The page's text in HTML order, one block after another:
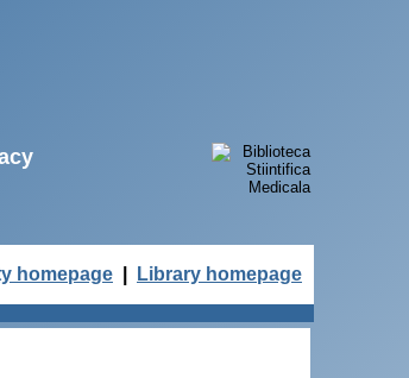
homepage Library homepage